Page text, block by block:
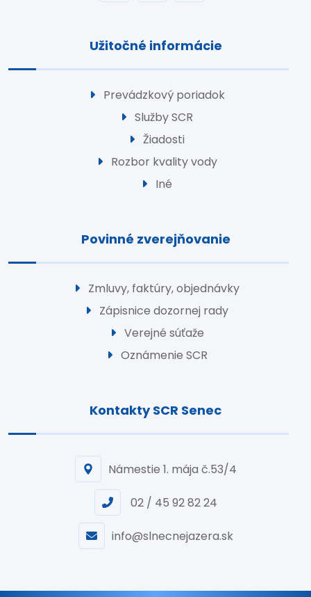
Užitočné informácie
Prevádzkový poriadok
Služby SCR
Žiadosti
Rozbor kvality vody
Iné
Povinné zverejňovanie
Zmluvy, faktúry, objednávky
Zápisnice dozornej rady
Verejné súťaže
Oznámenie SCR
Kontakty SCR Senec
Námestie 1. mája č.53/4
02 / 45 92 82 24
info@slnecnejazera.sk